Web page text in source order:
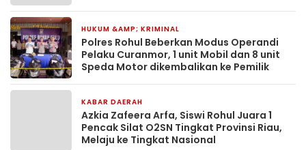
HUKUM &AMP; KRIMINAL
Polres Rohul Beberkan Modus Operandi
Pelaku Curanmor, 1 unit Mobil dan 8 unit
Speda Motor dikembalikan ke Pemilik
KABAR DAERAH
Azkia Zafeera Arfa, Siswi Rohul Juara 1
Pencak Silat O2SN Tingkat Provinsi Riau,
Melaju ke Tingkat Nasional